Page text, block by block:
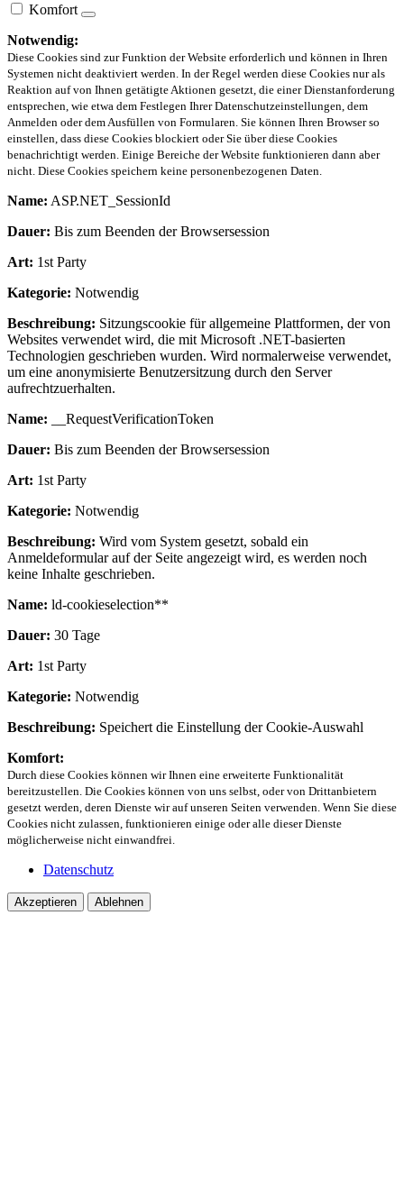
Komfort
Notwendig:
Diese Cookies sind zur Funktion der Website erforderlich und können in Ihren
Systemen nicht deaktiviert werden. In der Regel werden diese Cookies nur als
Reaktion auf von Ihnen getätigte Aktionen gesetzt, die einer Dienstanforderung
entsprechen, wie etwa dem Festlegen Ihrer Datenschutzeinstellungen, dem
Anmelden oder dem Ausfüllen von Formularen. Sie können Ihren Browser so
einstellen, dass diese Cookies blockiert oder Sie über diese Cookies
benachrichtigt werden. Einige Bereiche der Website funktionieren dann aber
nicht. Diese Cookies speichern keine personenbezogenen Daten.
Name: ASP.NET_SessionId
Dauer: Bis zum Beenden der Browsersession
Art: 1st Party
Kategorie: Notwendig
Beschreibung: Sitzungscookie für allgemeine Plattformen, der von
Websites verwendet wird, die mit Microsoft .NET-basierten
Technologien geschrieben wurden. Wird normalerweise verwendet,
um eine anonymisierte Benutzersitzung durch den Server
aufrechtzuerhalten.
Name: __RequestVerificationToken
Dauer: Bis zum Beenden der Browsersession
Art: 1st Party
Kategorie: Notwendig
Beschreibung: Wird vom System gesetzt, sobald ein
Anmeldeformular auf der Seite angezeigt wird, es werden noch
keine Inhalte geschrieben.
Name: ld-cookieselection**
Dauer: 30 Tage
Art: 1st Party
Kategorie: Notwendig
Beschreibung: Speichert die Einstellung der Cookie-Auswahl
Komfort:
Durch diese Cookies können wir Ihnen eine erweiterte Funktionalität
bereitzustellen. Die Cookies können von uns selbst, oder von Drittanbietern
gesetzt werden, deren Dienste wir auf unseren Seiten verwenden. Wenn Sie diese
Cookies nicht zulassen, funktionieren einige oder alle dieser Dienste
möglicherweise nicht einwandfrei.
Datenschutz
Akzeptieren Ablehnen